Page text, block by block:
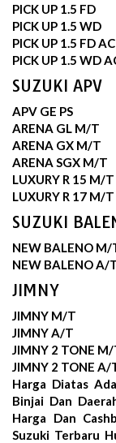
PICK UP 1.5 FD
PICK UP 1.5 WD
PICK UP 1.5 FD AC
PICK UP 1.5 WD
SUZUKI APV
APV GE PS
ARENA GL M/T
ARENA GX M/T
ARENA SGX M/T
LUXURY R 15 M/T
LUXURY R 17 M/T
SUZUKI
NEW BALENO M/
NEW BALENO A/
JIMNY
JIMNY M/T
JIMNY A/T
JIMNY 2 TONE
JIMNY 2 TONE A/
Harga Diatas
Binjai Dan
Harga Dan
Suzuki Terbaru